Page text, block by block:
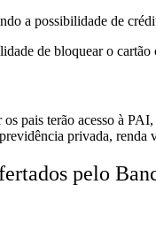
a possibilidade de
de bloquear o cartão
pais terão acesso à
privada, renda
pelo